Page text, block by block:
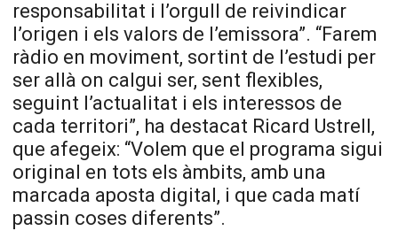
responsabilitat i l’orgull de reivindicar
l’origen i els valors de l’emissora”. “Farem
ràdio en moviment, sortint de l’estudi per
ser allà on calgui ser, sent flexibles,
seguint l’actualitat i els interessos de
cada territori”, ha destacat Ricard Ustrell,
que afegeix: “Volem que el programa sigui
original en tots els àmbits, amb una
marcada aposta digital, i que cada matí
passin coses diferents”.